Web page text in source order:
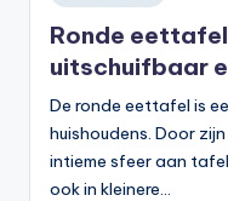
in
Ronde
uitschuifbaar
De ronde eettafel is
huishoudens. Door
intieme sfeer aan
ook in kleinere…